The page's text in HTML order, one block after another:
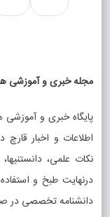
مجله خبری و آموزشی
پایگاه خبری و آموزشی
اطلاعات و اخبار قارچ
نکات علمی،
درنهایت طبخ و
دانشنامه تخصصی در